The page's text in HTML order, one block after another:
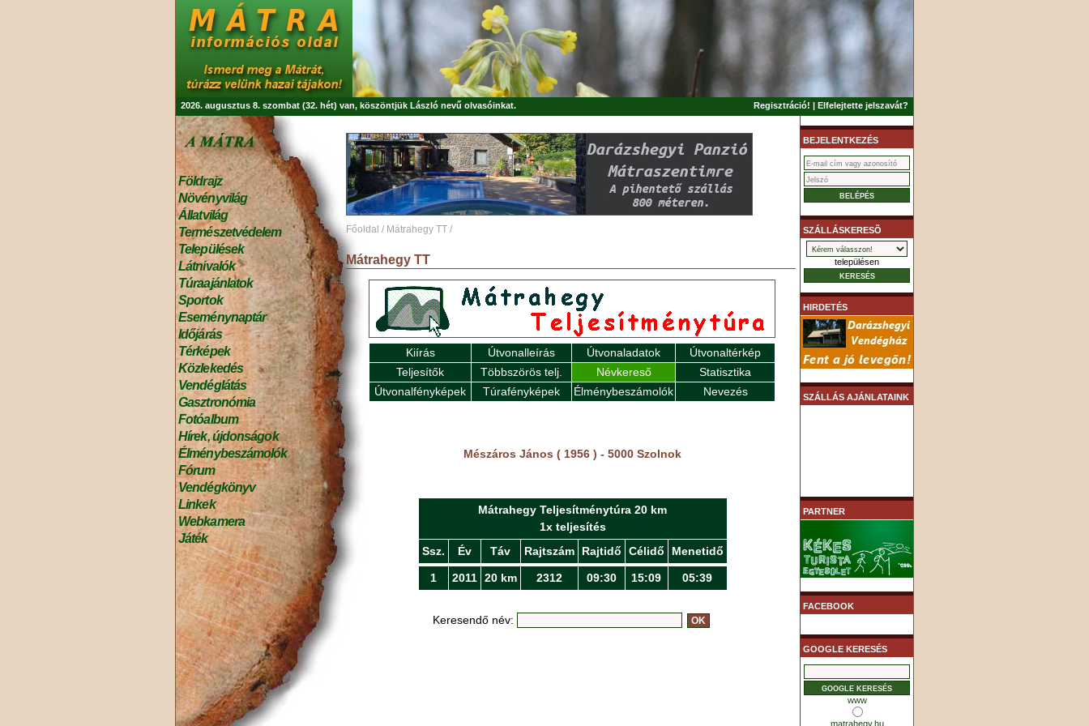
2026. augusztus 8. szombat (32. hét) van, köszöntjük László nevű olvasóinkat. Regisztráció! | Elfelejtette jelszavát?
Földrajz
Növényvilág
Állatvilág
Természetvédelem
Települések
Látnivalók
Túraajánlatok
Sportok
Eseménynaptár
Időjárás
Térképek
Közlekedés
Vendéglátás
Gasztronómia
Fotóalbum
Hírek, újdonságok
Élménybeszámolók
Fórum
Vendégkönyv
Linkek
Webkamera
Játék
Főoldal / Mátrahegy TT /
Mátrahegy TT
Kiírás Útvonalleírás Útvonaladatok
Útvonaltérkép
Teljesítők
Többszörös telj. Névkereső
Statisztika
Útvonalfényképek
Túrafényképek Élménybeszámolók Nevezés
Mészáros János ( 1956 ) - 5000 Szolnok
Mátrahegy Teljesítménytúra 20 km
1x teljesítés
Ssz.
Év Táv Rajtszám Rajtidő Célidő Menetidő
1 2011 20 km 2312 09:30 15:09 05:39
Keresendő név:
BEJELENTKEZÉS
SZÁLLÁSKERESÕ
településen
HIRDETÉS
SZÁLLÁS AJÁNLATAINK
PARTNER
FACEBOOK
GOOGLE KERESÉS
www
matrahegy.hu